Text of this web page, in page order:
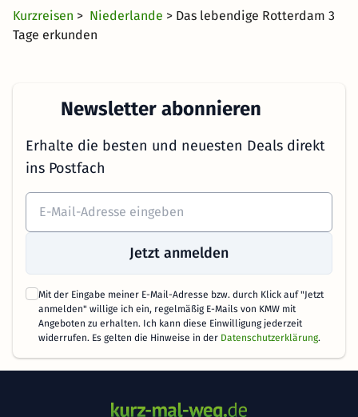
Kurzreisen > Niederlande > Das lebendige Rotterdam 3
Tage erkunden
Newsletter abonnieren
Erhalte die besten und neuesten Deals direkt
ins Postfach
Jetzt anmelden
Mit der Eingabe meiner E-Mail-Adresse bzw. durch Klick auf "Jetzt
anmelden" willige ich ein, regelmäßig E-Mails von KMW mit
Angeboten zu erhalten. Ich kann diese Einwilligung jederzeit
widerrufen. Es gelten die Hinweise in der Datenschutzerklärung.